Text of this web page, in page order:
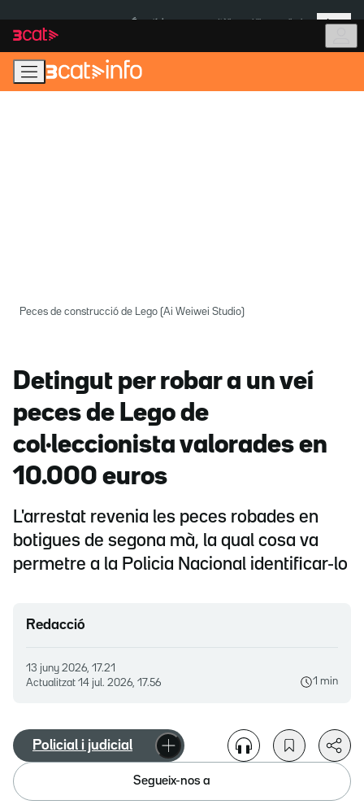
navegació
principal
contingut
Més
Peces de construcció de Lego (Ai Weiwei Studio)
Detingut per robar a un veí
peces de Lego de
col·leccionista valorades en
10.000 euros
L'arrestat revenia les peces robades en
botigues de segona mà, la qual cosa va
permetre a la Policia Nacional identificar-lo
Redacció
13 juny 2026, 17.21
Actualitzat 14 jul. 2026, 17.56 1 min
Policial i judicial
Segueix-nos a